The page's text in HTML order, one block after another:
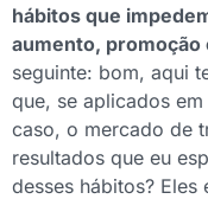
hábitos que
aumento, promoção
seguinte: bom, aqui
que, se aplicados
caso, o mercado de
resultados que eu
desses hábitos?